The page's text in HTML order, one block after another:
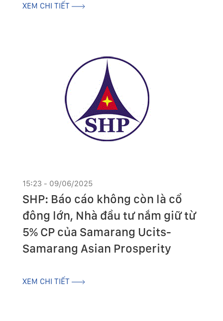
XEM CHI TIẾT
15:23 - 09/06/2025
SHP: Báo cáo không còn là cổ
đông lớn, Nhà đầu tư nắm giữ từ
5% CP của Samarang Ucits-
Samarang Asian Prosperity
XEM CHI TIẾT